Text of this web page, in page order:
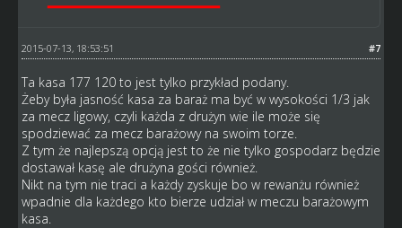
#7
2015-07-13, 18:53:51
Ta kasa 177 120 to jest tylko przykład podany.
Żeby była jasność kasa za baraż ma być w wysokości 1/3 jak
za mecz ligowy, czyli każda z drużyn wie ile może się
spodziewać za mecz barażowy na swoim torze.
Z tym że najlepszą opcją jest to że nie tylko gospodarz będzie
dostawał kasę ale drużyna gości również.
Nikt na tym nie traci a każdy zyskuje bo w rewanżu również
wpadnie dla każdego kto bierze udział w meczu barażowym
kasa.